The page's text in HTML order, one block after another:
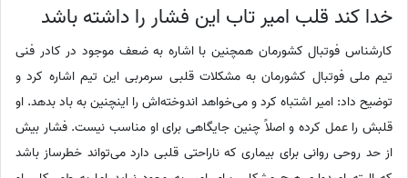
خدا کند قلب امیر تاب این فشار را داشته باشد
کارشناس فوتبال کشورمان همچنین با اشاره به ضعف موجود در کادر فنی
تیم ملی فوتبال کشورمان به مشکلات قلبی سرمربی این تیم اشاره کرد و
توضیح داد: امیر اشتباه کرد و می‌خواهد اندوخته‌اش را اینچنین به باد بدهد. او
قلبش را عمل کرده و اصلاً چنین جایگاهی برای او مناسب نیست. فشار بیش
از حد روحی روانی برای بیماری که ناراحتی قلبی دارد می‌تواند خطرساز باشد